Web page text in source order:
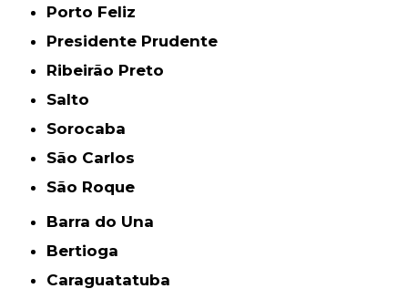
Porto Feliz
Presidente Prudente
Ribeirão Preto
Salto
Sorocaba
São Carlos
São Roque
Barra do Una
Bertioga
Caraguatatuba